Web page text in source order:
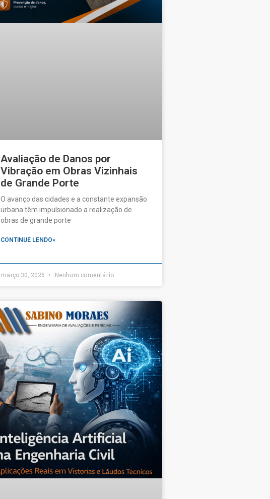
Avaliação de Danos por
Vibração em Obras Vizinhais
de Grande Porte
O avanço das cidades e a constante expansão
urbana têm impulsionado a realização de
obras de grande porte
CONTINUE LENDO»
março 30, 2026 Nenhum comentário